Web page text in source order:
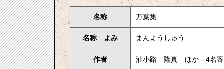
名称 万葉集
名称 よみ まんようしゅう
作者 油小路 隆真 ほか 4名寄